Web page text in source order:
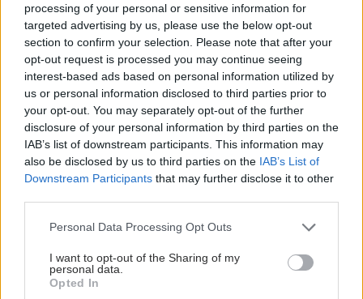
processing of your personal or sensitive information for
targeted advertising by us, please use the below opt-out
section to confirm your selection. Please note that after your
opt-out request is processed you may continue seeing
interest-based ads based on personal information utilized by
us or personal information disclosed to third parties prior to
your opt-out. You may separately opt-out of the further
disclosure of your personal information by third parties on the
IAB’s list of downstream participants. This information may
also be disclosed by us to third parties on the IAB’s List of
Downstream Participants that may further disclose it to other
Please note that this website/app uses one or more Google
not limited to your visit or usage behaviour. You may click to
grant or deny consent to Google and its third-party tags to
use your data for below specified purposes in below Google
Personal Data Processing Opt Outs
I want to opt-out of the Sharing of my
personal data.
Opted In